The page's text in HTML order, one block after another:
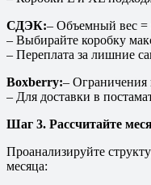
СДЭК:– Объемный вес
– Выбирайте коробку
– Переплата за лишние
Boxberry:– Ограничения
– Для доставки в
Шаг 3. Рассчитайте
Проанализируйте
месяца: